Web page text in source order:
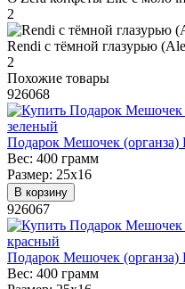
2
Rendi с тёмной глазурью
2
Похожие товары
926068
Подарок Мешочек (органза)
Вес: 400 грамм
Размер: 25х16
В корзину
926067
Подарок Мешочек (органза)
Вес: 400 грамм